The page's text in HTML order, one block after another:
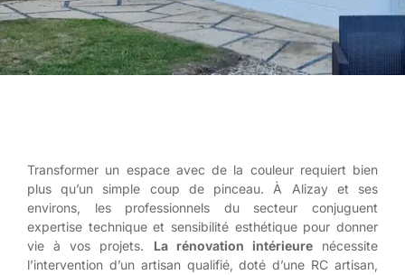
Transformer un espace avec de la couleur requiert bien
plus qu’un simple coup de pinceau. À Alizay et ses
environs, les professionnels du secteur conjuguent
expertise technique et sensibilité esthétique pour donner
vie à vos projets. La rénovation intérieurenécessite
l’intervention d’un artisan qualifié, doté d’une RC artisan,